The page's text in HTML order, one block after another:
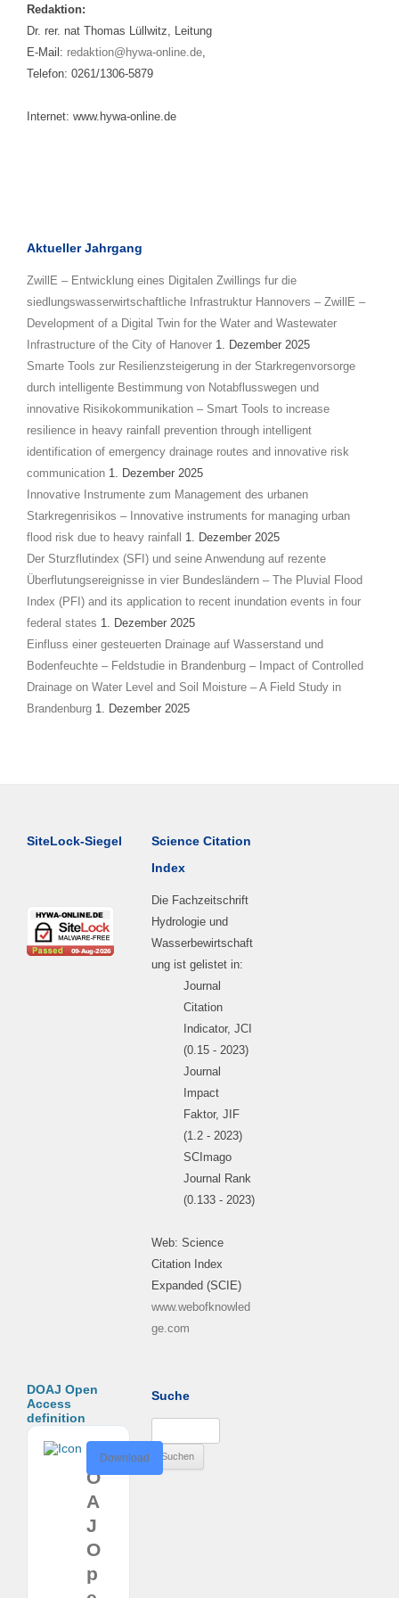
Redaktion:
Dr. rer. nat Thomas Lüllwitz, Leitung
E-Mail: redaktion@hywa-online.de
Telefon: 0261/1306-5879
Internet: www.hywa-online.de
Aktueller Jahrgang
ZwillE – Entwicklung eines Digitalen Zwillings fur die
siedlungswasserwirtschaftliche Infrastruktur Hannovers – ZwillE –
Development of a Digital Twin for the Water and Wastewater
Infrastructure of the City of Hanover 1. Dezember 2025
Smarte Tools zur Resilienzsteigerung in der Starkregenvorsorge
durch intelligente Bestimmung von Notabflusswegen und
innovative Risikokommunikation – Smart Tools to increase
resilience in heavy rainfall prevention through intelligent
identification of emergency drainage routes and innovative risk
communication 1. Dezember 2025
Innovative Instrumente zum Management des urbanen
Starkregenrisikos – Innovative instruments for managing urban
flood risk due to heavy rainfall
1. Dezember 2025
Der Sturzflutindex (SFI) und seine Anwendung auf rezente
Überflutungsereignisse in vier Bundesländern – The Pluvial Flood
Index (PFI) and its application to recent inundation events in four
federal states 1. Dezember 2025
Einfluss einer gesteuerten Drainage auf Wasserstand und
Bodenfeuchte – Feldstudie in Brandenburg – Impact of Controlled
Drainage on Water Level and Soil Moisture – A Field Study in
Brandenburg 1. Dezember 2025
SiteLock-Siegel
Science Citation
Index
Die Fachzeitschrift
Hydrologie und
Wasserbewirtschaft
ung ist gelistet in:
Journal
Citation
Indicator, JCI
(0.15 - 2023)
Journal
Impact
Faktor, JIF
(1.2 - 2023)
SCImago
Journal Rank
(0.133 - 2023)
Web: Science
Citation Index
Expanded (SCIE)
www.webofknowled
ge.com
DOAJ Open
Access
definition
O
A
J
O
p
Download
Suche
nach: